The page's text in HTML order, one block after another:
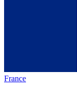
France